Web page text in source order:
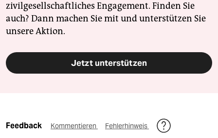
zivilgesellschaftliches Engagement. Finden Sie
auch? Dann machen Sie mit und unterstützen Sie
unsere Aktion.
Jetzt unterstützen
Feedback Kommentieren Fehlerhinweis